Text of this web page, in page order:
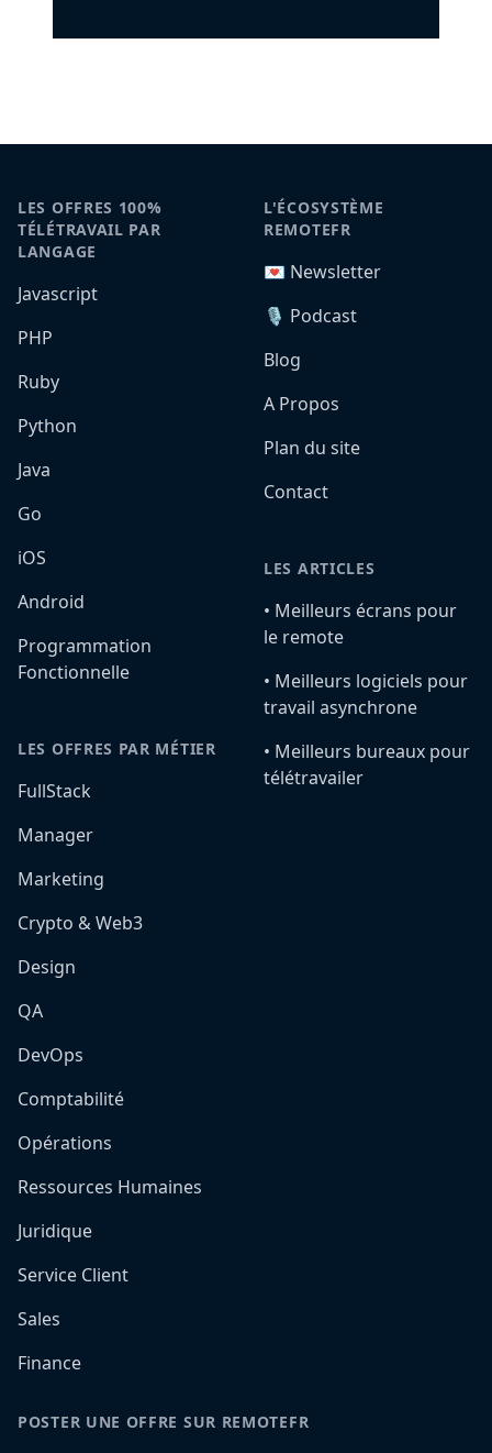
LES OFFRES 100%
TÉLÉTRAVAIL PAR
LANGAGE
Javascript
PHP
Ruby
Python
Java
Go
iOS
Android
Programmation
Fonctionnelle
LES OFFRES PAR MÉTIER
FullStack
Manager
Marketing
Crypto & Web3
Design
QA
DevOps
Comptabilité
Opérations
Ressources Humaines
Juridique
Service Client
Sales
Finance
L'ÉCOSYSTÈME
REMOTEFR
💌 Newsletter
🎙️ Podcast
Blog
A Propos
Plan du site
Contact
LES ARTICLES
•️ Meilleurs écrans pour
le remote
•️ Meilleurs logiciels pour
travail asynchrone
•️ Meilleurs bureaux pour
télétravailer
POSTER UNE OFFRE SUR REMOTEFR